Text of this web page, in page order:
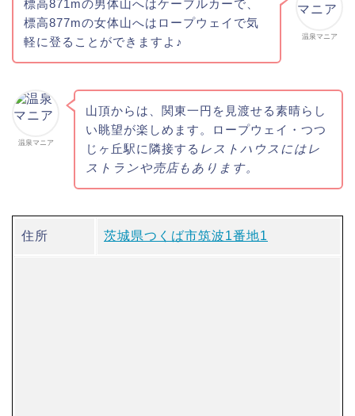
温泉マニア
標高871mの男体山へはケーブルカーで、
標高877mの女体山へはロープウェイで気
軽に登ることができますよ♪
温泉マニア
山頂からは、関東一円を見渡せる素晴らし
い眺望が楽しめます。ロープウェイ・つつ
じヶ丘駅に隣接する レストハウスにはレ
ストランや売店もあります。
住所 茨城県つくば市筑波1番地1